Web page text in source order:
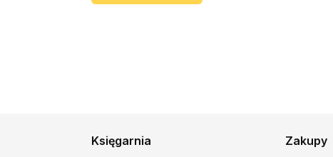
Księgarnia Zakupy